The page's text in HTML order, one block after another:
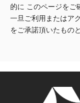
心の会
医療（共に生きる
医療法人社団 デンタ
的に このページをご
一旦ご利用またはア
をご承諾頂いたもの